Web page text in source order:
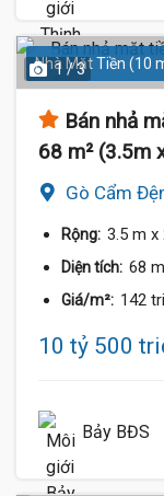
Nhà Mặt Tiền (10
1 / 3
Bán nhả
68 m² (3.5m
Gò Cẩm
Rộng: 3.5 m x
Diện tích: 68
Giá/m²: 142
10 tỷ 500
Bảy BĐS